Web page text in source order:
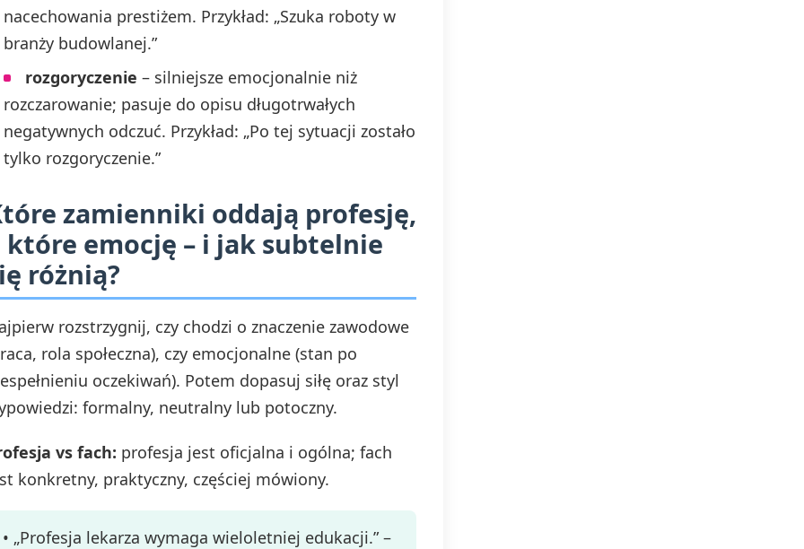
nacechowania prestiżem. Przykład: „Szuka roboty w
branży budowlanej.”
rozgoryczenie – silniejsze emocjonalnie niż
rozczarowanie; pasuje do opisu długotrwałych
negatywnych odczuć. Przykład: „Po tej sytuacji zostało
tylko rozgoryczenie.”
zamienniki oddają profesję,
które emocję – i jak subtelnie
różnią?
rozstrzygnij, czy chodzi o znaczenie zawodowe
rola społeczna), czy emocjonalne (stan po
oczekiwań). Potem dopasuj siłę oraz styl
formalny, neutralny lub potoczny.
vs fach: profesja jest oficjalna i ogólna; fach
konkretny, praktyczny, częściej mówiony.
• „Profesja lekarza wymaga wieloletniej edukacji.” –